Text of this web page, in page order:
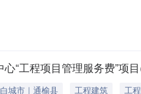
项目名称：通榆县财政局投资评
“工程项目管理服务费”项
城市｜通榆县 工程建筑
工程